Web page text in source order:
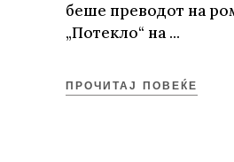
беше преводот на
„Потекло“ на
ПРОЧИТАЈ ПОВЕЌЕ